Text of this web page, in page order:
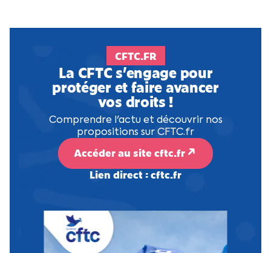
CFTC.FR
La CFTC s’engage pour
protéger et faire avancer
vos droits !
Comprendre l'actu et découvrir nos
propositions sur CFTC.fr
Accéder au site cftc.fr
Lien direct : cftc.fr